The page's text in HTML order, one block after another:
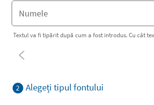
Textul va fi tipărit după cum a fost introdus. Cu cât
2 Alegeți tipul fontului